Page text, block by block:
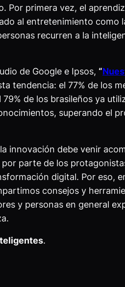
Por primera vez, el
al entretenimiento como
recurren a la
de Google e Ipsos, “
tendencia: el 77% de los
de los brasileños ya
superando el
innovación debe venir
parte de los
digital. Por eso,
consejos y
y personas en general
.